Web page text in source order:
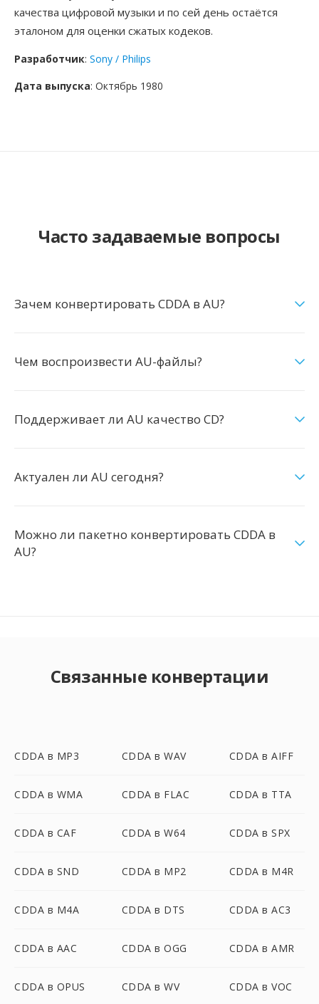
качества цифровой музыки и по сей день остаётся
эталоном для оценки сжатых кодеков.
Разработчик: Sony / Philips
Дата выпуска: Октябрь 1980
Часто задаваемые вопросы
Зачем конвертировать CDDA в AU?
Чем воспроизвести AU-файлы?
Поддерживает ли AU качество CD?
Актуален ли AU сегодня?
Можно ли пакетно конвертировать CDDA в
AU?
Связанные конвертации
CDDA в MP3 CDDA в WAV CDDA в AIFF
CDDA в WMA CDDA в FLAC CDDA в TTA
CDDA в CAF CDDA в W64 CDDA в SPX
CDDA в SND CDDA в MP2 CDDA в M4R
CDDA в M4A CDDA в DTS CDDA в AC3
CDDA в AAC CDDA в OGG CDDA в AMR
CDDA в OPUS CDDA в WV CDDA в VOC